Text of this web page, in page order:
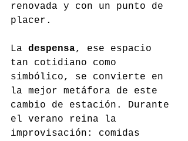
renovada y con un punto de
placer.
La despensa, ese espacio
tan cotidiano como
simbólico, se convierte en
la mejor metáfora de este
cambio de estación. Durante
el verano reina la
improvisación: comidas